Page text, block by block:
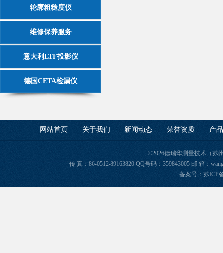
轮廓粗糙度仪
维修保养服务
意大利LTF投影仪
德国CETA检漏仪
网站首页 关于我们 新闻动态 荣誉资质 产
©2026德瑞华测量技术（苏
传 真：86-0512-89163820 QQ号码：359843005 邮 箱：
备案号：苏ICP